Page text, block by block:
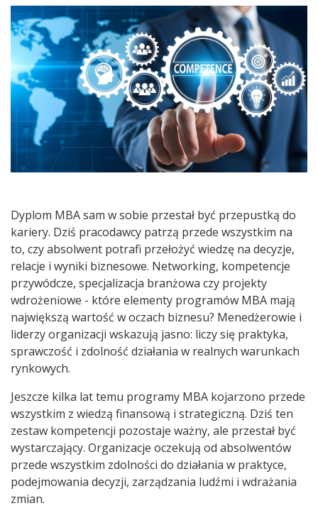
Dyplom MBA sam w sobie przestał być przepustką do
kariery. Dziś pracodawcy patrzą przede wszystkim na
to, czy absolwent potrafi przełożyć wiedzę na decyzje,
relacje i wyniki biznesowe. Networking, kompetencje
przywódcze, specjalizacja branżowa czy projekty
wdrożeniowe - które elementy programów MBA mają
największą wartość w oczach biznesu? Menedżerowie i
liderzy organizacji wskazują jasno: liczy się praktyka,
sprawczość i zdolność działania w realnych warunkach
rynkowych.
Jeszcze kilka lat temu programy MBA kojarzono przede
wszystkim z wiedzą finansową i strategiczną. Dziś ten
zestaw kompetencji pozostaje ważny, ale przestał być
wystarczający. Organizacje oczekują od absolwentów
przede wszystkim zdolności do działania w praktyce,
podejmowania decyzji, zarządzania ludźmi i wdrażania
zmian.